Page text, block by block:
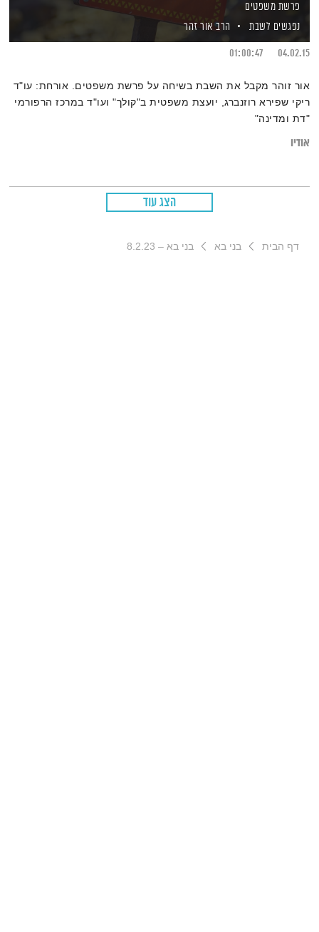
פרשת משפטים
נפגשים לשבת
הרב אור זהר
04.02.15
01:00:47
אור זוהר מקבל את השבת בשיחה על פרשת משפטים. אורחת: עו"ד
ריקי שפירא רוזנברג, יועצת משפטית ב"קולך" ועו"ד במרכז הרפורמי
"דת ומדינה"
אודיו
הצג עוד
דף הבית בני בא בני בא – 8.2.23